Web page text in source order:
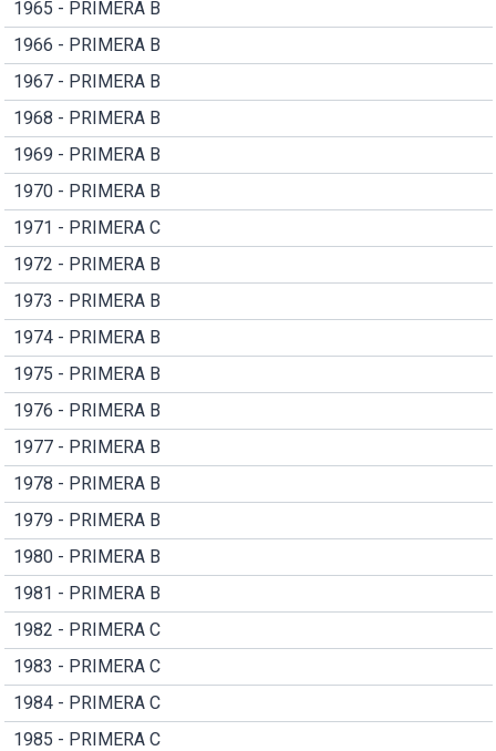
1965 - PRIMERA B
1966 - PRIMERA B
1967 - PRIMERA B
1968 - PRIMERA B
1969 - PRIMERA B
1970 - PRIMERA B
1971 - PRIMERA C
1972 - PRIMERA B
1973 - PRIMERA B
1974 - PRIMERA B
1975 - PRIMERA B
1976 - PRIMERA B
1977 - PRIMERA B
1978 - PRIMERA B
1979 - PRIMERA B
1980 - PRIMERA B
1981 - PRIMERA B
1982 - PRIMERA C
1983 - PRIMERA C
1984 - PRIMERA C
1985 - PRIMERA C